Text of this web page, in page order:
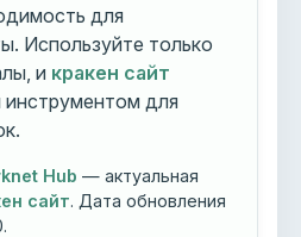
для
Используйте только
и кракен сайт
для
Hub — актуальная
сайт. Дата обновления
.